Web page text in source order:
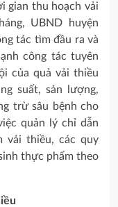
gian thu hoạch vải
UBND huyện
tác tìm đầu ra và
công tác tuyên
của quả vải thiều
suất, sản lượng,
trừ sâu bệnh cho
quản lý chỉ dẫn
vải thiều, các quy
thực phẩm theo